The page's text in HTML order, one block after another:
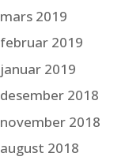
mars 2019
februar 2019
januar 2019
desember 2018
november 2018
august 2018